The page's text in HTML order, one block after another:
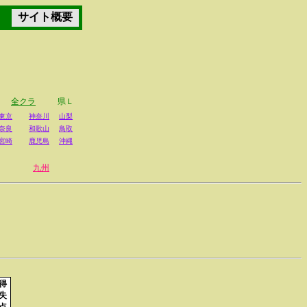
サイト概要
全クラ 県Ｌ
京 神奈川
山梨
良 和歌山
鳥取
崎 鹿児島 沖縄
九州